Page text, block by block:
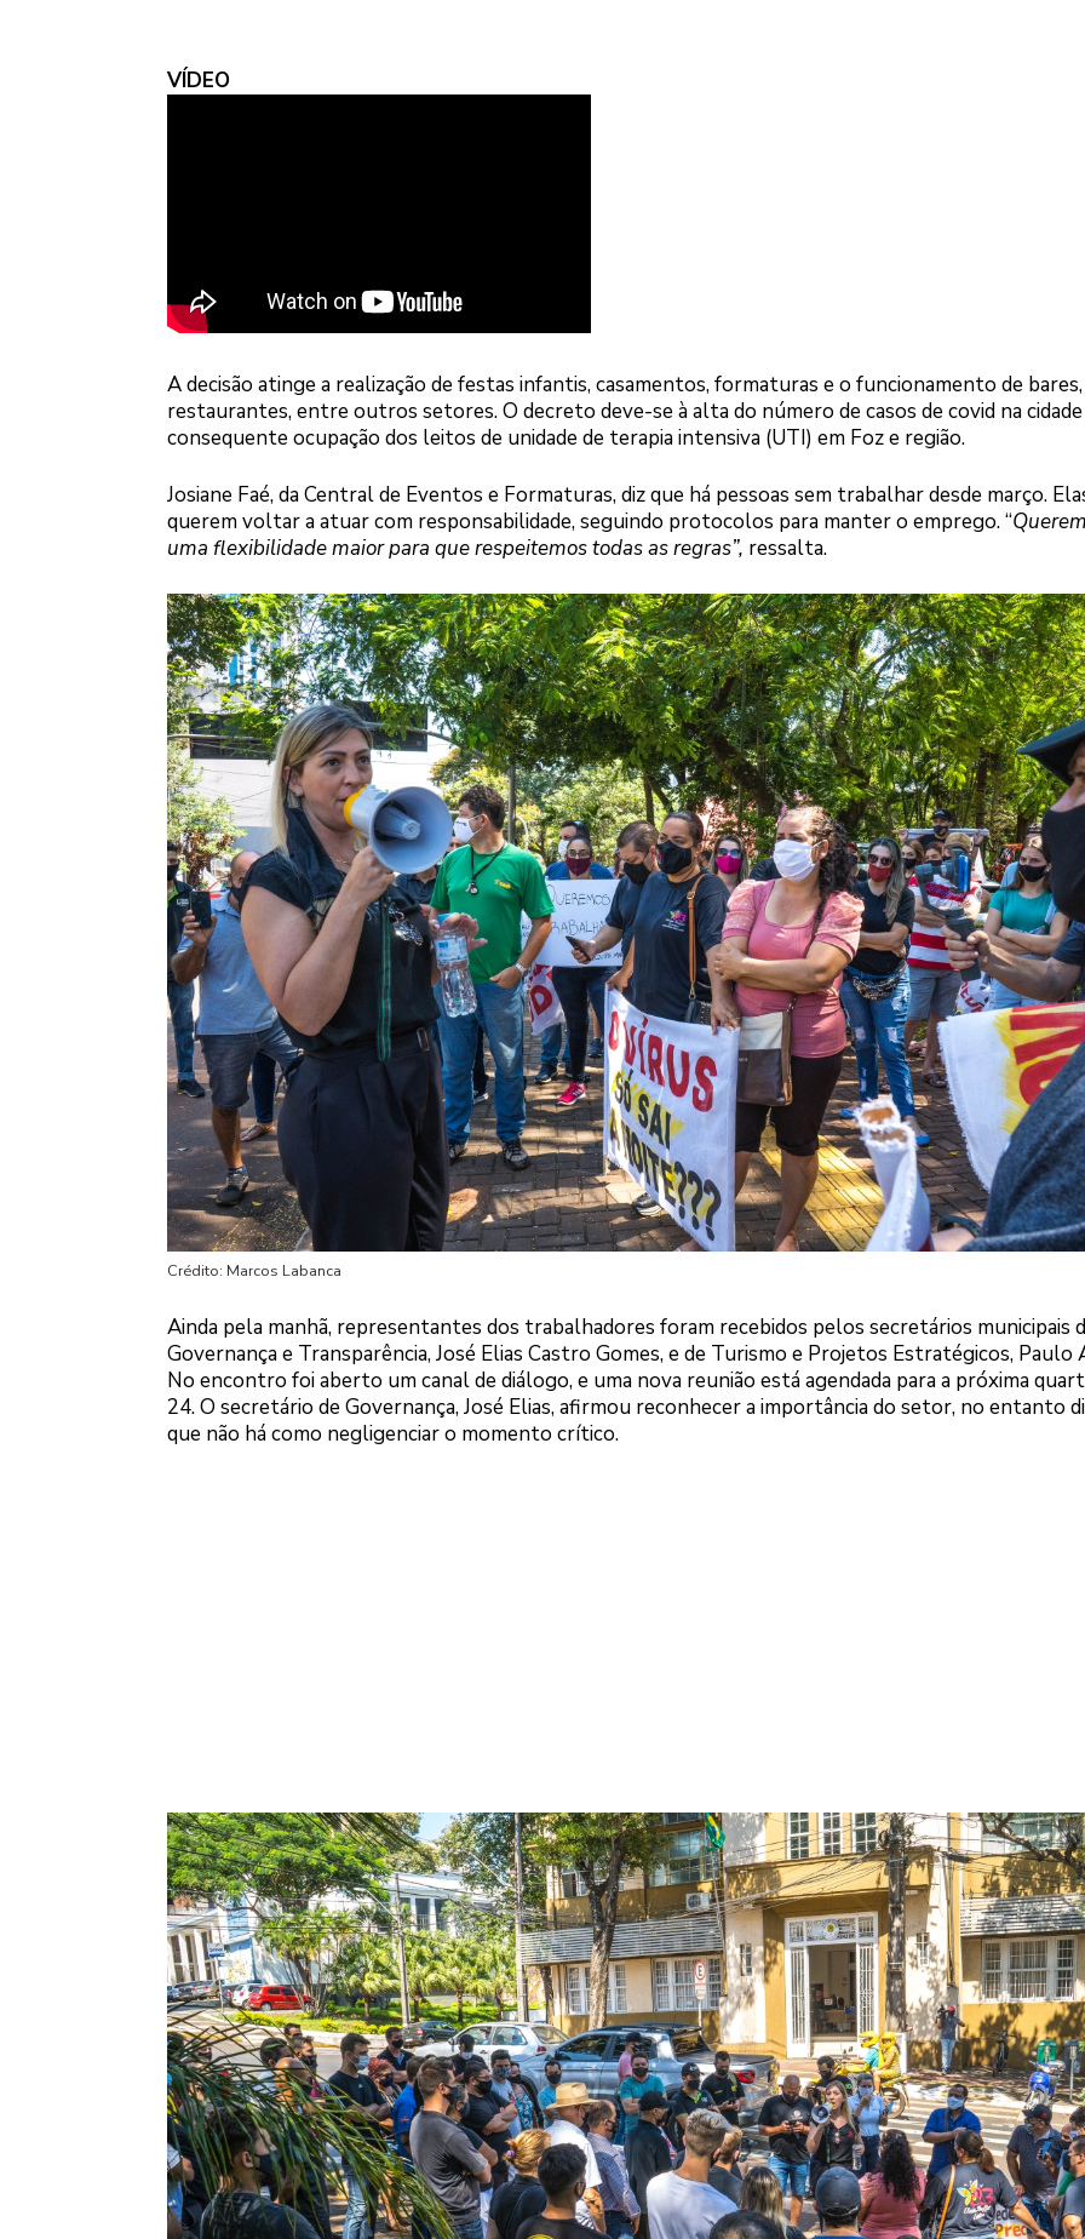
VÍDEO
A decisão atinge a realização de festas infantis, casamentos, formaturas e o funcionamento de bares,
restaurantes, entre outros setores. O decreto deve-se à alta do número de casos de covid na cidade
consequente ocupação dos leitos de unidade de terapia intensiva (UTI) em Foz e região.
Josiane Faé, da Central de Eventos e Formaturas, diz que há pessoas sem trabalhar desde março.
querem voltar a atuar com responsabilidade, seguindo protocolos para manter o emprego. “
uma flexibilidade maior para que respeitemos todas as regras”, ressalta.
Crédito: Marcos Labanca
Ainda pela manhã, representantes dos trabalhadores foram recebidos pelos secretários municipais
Governança e Transparência, José Elias Castro Gomes, e de Turismo e Projetos Estratégicos, Paulo
No encontro foi aberto um canal de diálogo, e uma nova reunião está agendada para a próxima
24. O secretário de Governança, José Elias, afirmou reconhecer a importância do setor, no entanto
que não há como negligenciar o momento crítico.